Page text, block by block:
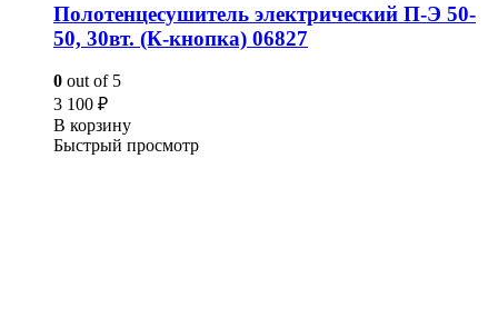
Полотенцесушитель электрический П-Э 50-
50, 30вт. (К-кнопка) 06827
0 out of 5
3 100 ₽
В корзину
Быстрый просмотр